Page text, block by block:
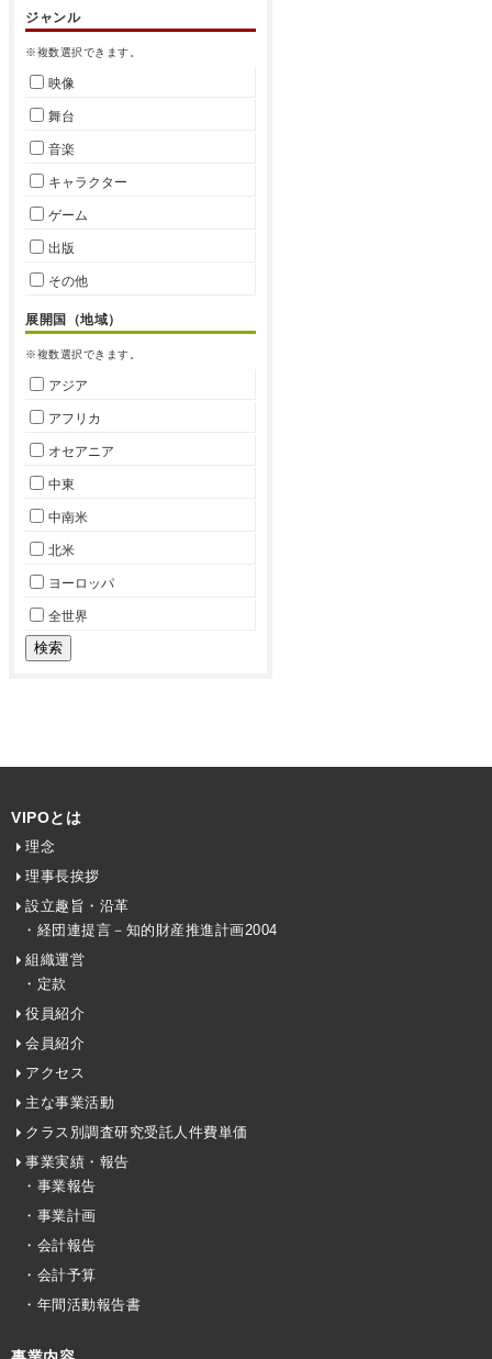
ジャンル
※複数選択できます。
映像
舞台
音楽
キャラクター
ゲーム
出版
その他
展開国（地域）
※複数選択できます。
アジア
アフリカ
オセアニア
中東
中南米
北米
ヨーロッパ
全世界
VIPOとは
理念
理事長挨拶
設立趣旨・沿革
・経団連提言－知的財産推進計画2004
組織運営
・定款
役員紹介
会員紹介
アクセス
主な事業活動
クラス別調査研究受託人件費単価
事業実績・報告
・事業報告
・事業計画
・会計報告
・会計予算
・年間活動報告書